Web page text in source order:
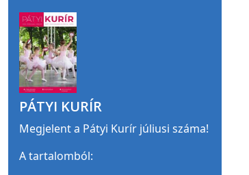
PÁTYI KURÍR
Megjelent a Pátyi Kurír júliusi száma!
A tartalomból: